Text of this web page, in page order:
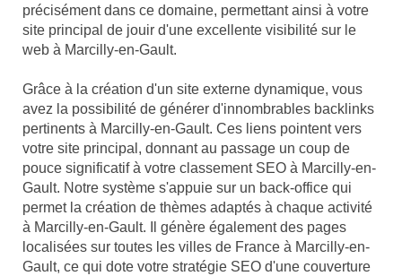
précisément dans ce domaine, permettant ainsi à votre
site principal de jouir d'une excellente visibilité sur le
web à Marcilly-en-Gault.
Grâce à la création d'un site externe dynamique, vous
avez la possibilité de générer d'innombrables backlinks
pertinents à Marcilly-en-Gault. Ces liens pointent vers
votre site principal, donnant au passage un coup de
pouce significatif à votre classement SEO à Marcilly-en-
Gault. Notre système s'appuie sur un back-office qui
permet la création de thèmes adaptés à chaque activité
à Marcilly-en-Gault. Il génère également des pages
localisées sur toutes les villes de France à Marcilly-en-
Gault, ce qui dote votre stratégie SEO d'une couverture